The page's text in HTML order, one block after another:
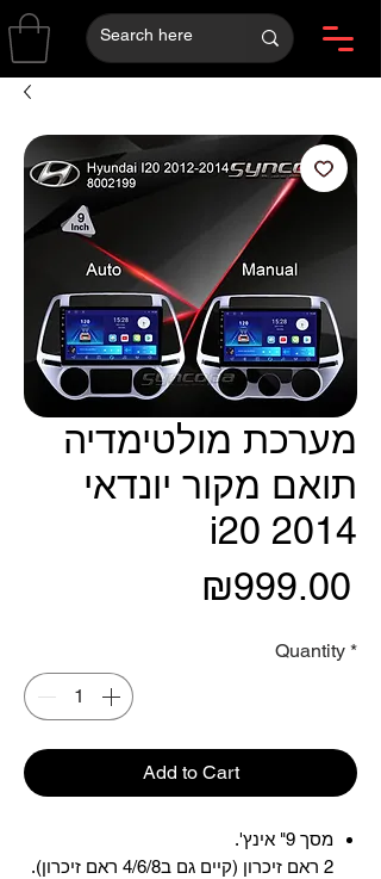
מערכת מולטימדיה
תואם מקור יונדאי
i20 2014
₪999.00
Quantity *
Add to Cart
מסך 9" אינץ'.
2 ראם זיכרון (קיים גם ב4/6/8 ראם זיכרון).